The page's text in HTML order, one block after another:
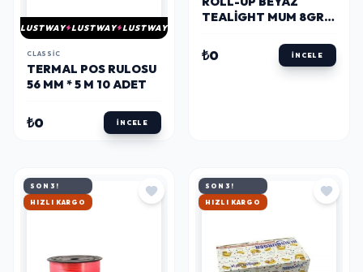
LUSTWAY LUSTWAY LUSTWAY
CLASSIC
TERMAL POS RULOSU
56 MM * 5 M 10 ADET
₺0 İNCELE
TEALIGHT MUM 8GR
₺0 İNCELE
SON 3!
HIZLI KARGO
SON 3!
HIZLI KARGO